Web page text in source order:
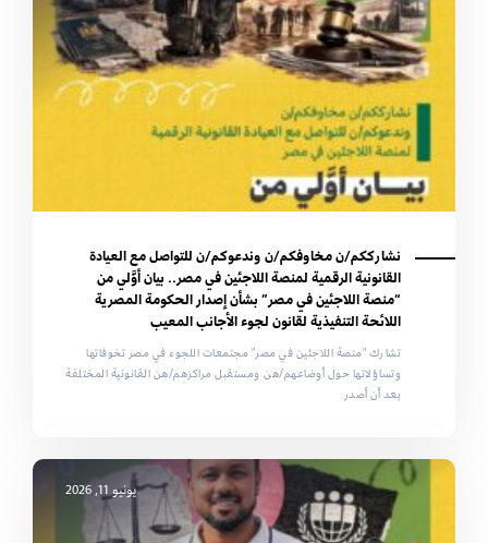
نشارككم/ن مخاوفكم/ن وندعوكم/ن للتواصل مع العيادة
القانونية الرقمية لمنصة اللاجئين في مصر.. بيان أوَّلي من
“منصة اللاجئين في مصر” بشأن إصدار الحكومة المصرية
اللائحة التنفيذية لقانون لجوء الأجانب المعيب
تشارك "منصة اللاجئين في مصر" مجتمعات اللجوء في مصر تخوفاتها
وتساؤلاتها حول أوضاعهم/هن ومستقبل مراكزهم/هن القانونية المختلفة
بعد أن أصدر
يونيو 11, 2026